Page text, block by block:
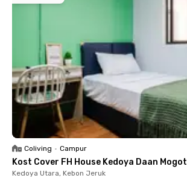
Coliving • Campur
Kost Cover FH House Kedoya Daan Mogot
Kedoya Utara, Kebon Jeruk